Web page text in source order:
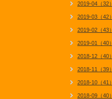
2019-04（32）
2019-03（42）
2019-02（43）
2019-01（40）
2018-12（40）
2018-11（39）
2018-10（41）
2018-09（40）